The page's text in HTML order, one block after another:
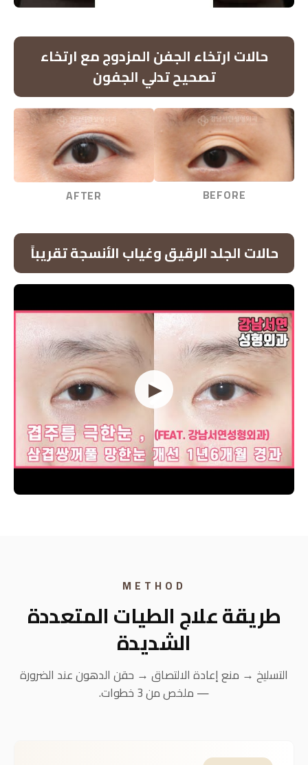
حالات ارتخاء الجفن المزدوج مع ارتخاء
تصحيح تدلي الجفون
حالات الجلد الرقيق وغياب الأنسجة تقريباً
▶
METHOD